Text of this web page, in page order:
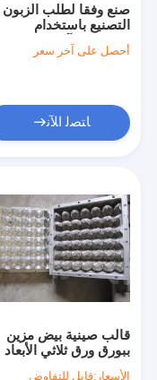
صنع وفقا لطلب الزبون
التصنيع باستخدام
الحاسب الآلي اللب صب
القالب تشكيل تجويف
أحصل على آخر سعر
ﺎﺘﺼﻟ ﺍﻶﻧ
قالب صينية بيض مزين
ببورق ورق ثلاثي الأبعاد
الأسعار:قابل للتفاوض